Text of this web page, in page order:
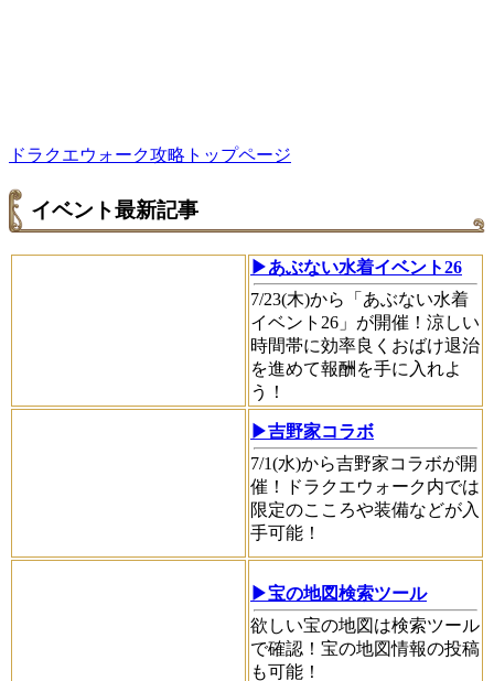
ドラクエウォーク攻略トップページ
イベント最新記事
▶あぶない水着イベント26
7/23(木)から「あぶない水着
イベント26」が開催！涼しい
時間帯に効率良くおばけ退治
を進めて報酬を手に入れよ
う！
▶吉野家コラボ
7/1(水)から吉野家コラボが開
催！ドラクエウォーク内では
限定のこころや装備などが入
手可能！
▶宝の地図検索ツール
欲しい宝の地図は検索ツール
で確認！宝の地図情報の投稿
も可能！